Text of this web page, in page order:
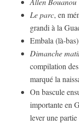
Le parc, en
grandi à la
Embala (là-bas)
Dimanche
compilation
marqué la
On bascule
importante en
lever une